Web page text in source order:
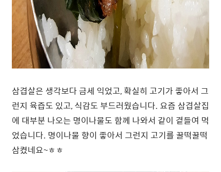
삼겹살은 생각보다 금세 익었고, 확실히 고기가 좋아서 그
런지 육즙도 있고, 식감도 부드러웠습니다. 요즘 삼겹살집
에 대부분 나오는 명이나물도 함께 나와서 같이 곁들여 먹
었습니다. 명이나물 향이 좋아서 그런지 고기를 꿀떡꿀떡
삼켰네요~ㅎㅎ